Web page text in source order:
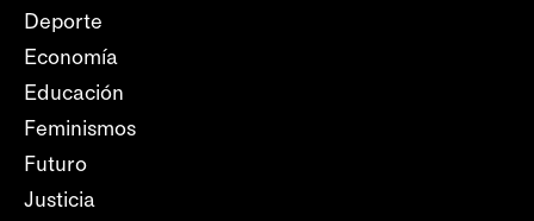
Deporte
Economía
Educación
Feminismos
Futuro
Justicia